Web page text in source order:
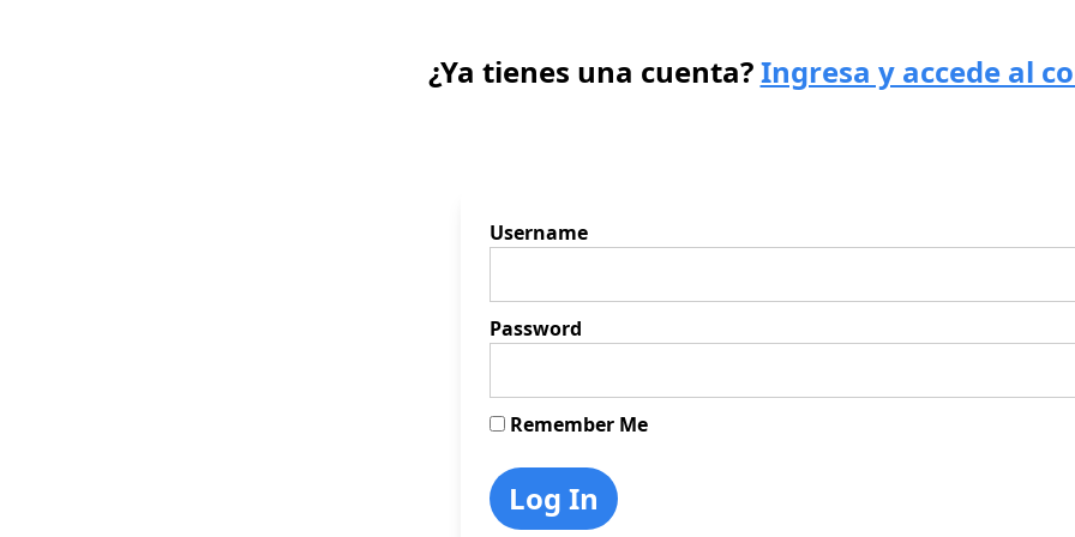
¿Ya tienes una cuenta?Ingresa y accede al
Username
Password
Remember Me